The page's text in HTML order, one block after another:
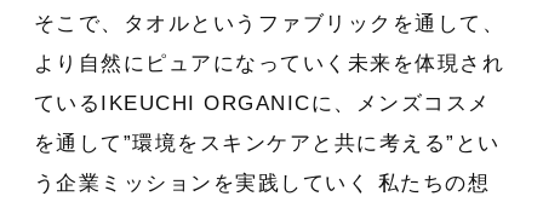
そこで、タオルというファブリックを通して、
より自然にピュアになっていく未来を体現され
ているIKEUCHI ORGANICに、メンズコスメ
を通して”環境をスキンケアと共に考える”とい
う企業ミッションを実践していく 私たちの想